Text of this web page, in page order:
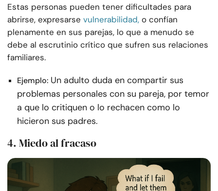
Estas personas pueden tener dificultades para
abrirse, expresarse vulnerabilidad, o confían
plenamente en sus parejas, lo que a menudo se
debe al escrutinio crítico que sufren sus relaciones
familiares.
Ejemplo: Un adulto duda en compartir sus
problemas personales con su pareja, por temor
a que lo critiquen o lo rechacen como lo
hicieron sus padres.
4. Miedo al fracaso